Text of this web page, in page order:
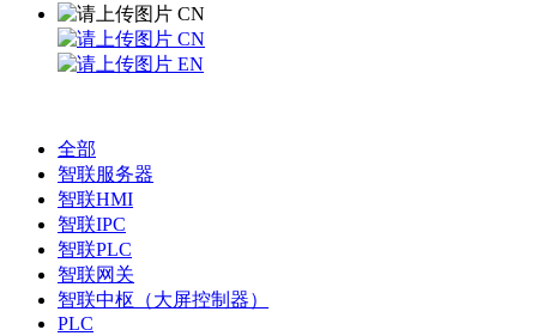
CN
CN
EN
全部
智联服务器
智联HMI
智联IPC
智联PLC
智联网关
智联中枢（大屏控制器）
PLC